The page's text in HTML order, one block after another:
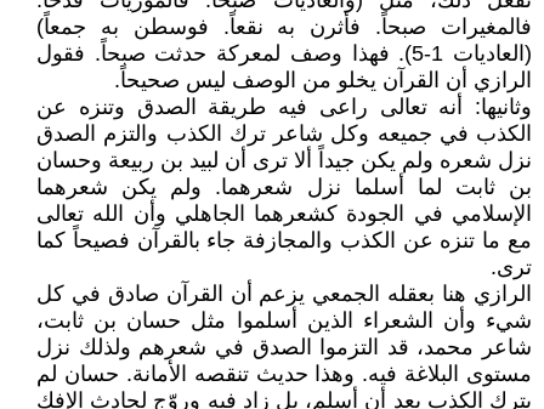
فالمغيرات صبحاً. فأثرن به نقعاً. فوسطن به جمعاً)
(العاديات 1-5). فهذا وصف لمعركة حدثت صبحاً. فقول
الرازي أن القرآن يخلو من الوصف ليس صحيحاً.
وثانيها: أنه تعالى راعى فيه طريقة الصدق وتنزه عن
الكذب في جميعه وكل شاعر ترك الكذب والتزم الصدق
نزل شعره ولم يكن جيداً ألا ترى أن لبيد بن ربيعة وحسان
بن ثابت لما أسلما نزل شعرهما. ولم يكن شعرهما
الإسلامي في الجودة كشعرهما الجاهلي وأن الله تعالى
مع ما تنزه عن الكذب والمجازفة جاء بالقرآن فصيحاً كما
ترى.
الرازي هنا بعقله الجمعي يزعم أن القرآن صادق في كل
شيء وأن الشعراء الذين أسلموا مثل حسان بن ثابت،
شاعر محمد، قد التزموا الصدق في شعرهم ولذلك نزل
مستوى البلاغة فيه. وهذا حديث تنقصه الأمانة. حسان لم
يترك الكذب بعد أن أسلم، بل زاد فيه وروّج لحادث الإفك